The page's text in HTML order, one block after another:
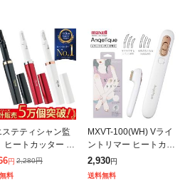
ステティシャン監
ヒートカッター ア
ヘアー VIO シェ
ー レディースシェ
円 2,280円
料
MXVT-100(WH) Vライ
ントリマー ヒートカッ
ター デリケートゾーン
充電式 シェーバー 女性
2,930円
送料無料